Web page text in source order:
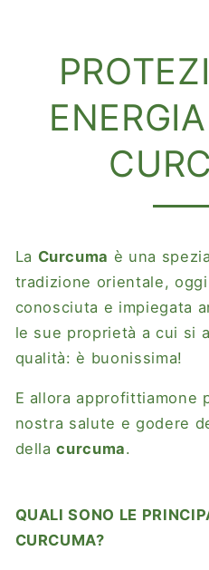
La Curcuma è una
tradizione orientale,
conosciuta e impiegata
le sue proprietà a cui si
qualità: è buonissima!
E allora approfittiamone
nostra salute e godere
della curcuma.
QUALI SONO LE
CURCUMA?